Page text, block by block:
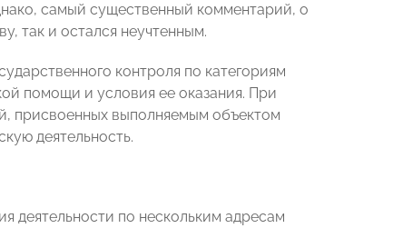
самый существенный комментарий, о
так и остался неучтенным.
контроля по категориям
помощи и условия ее оказания. При
присвоенных выполняемым объектом
деятельность.
деятельности по нескольким адресам